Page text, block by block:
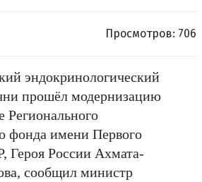
Просмотров: 706
эндокринологический
прошёл модернизацию
Регионального
фонда имени Первого
Героя России Ахмата-
сообщил министр